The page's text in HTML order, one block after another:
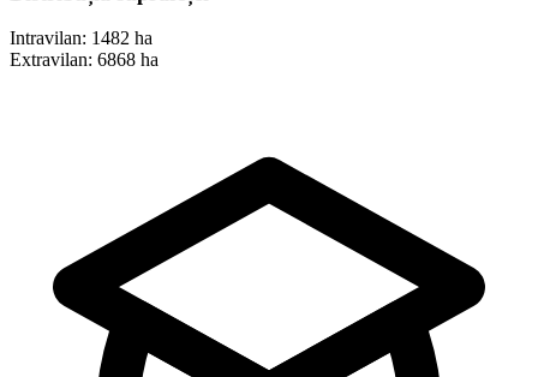
Intravilan: 1482 ha
Extravilan: 6868 ha